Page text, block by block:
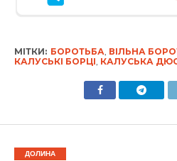
МІТКИ: БОРОТЬБА ВІЛЬНА
КАЛУСЬКІ БОРЦІ КАЛУСЬКА
ДОЛИНА